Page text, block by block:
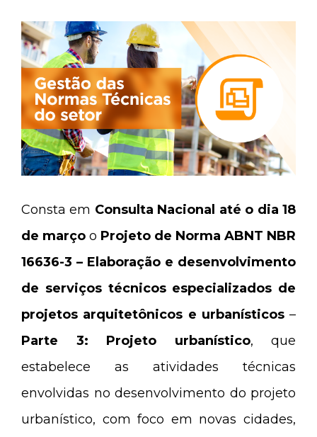
Consta em Consulta Nacional até o dia 18
de março o Projeto de Norma ABNT NBR
16636-3 – Elaboração e desenvolvimento
de serviços técnicos especializados de
projetos arquitetônicos e urbanísticos–
Parte 3: Projeto urbanístico, que
estabelece as atividades técnicas
envolvidas no desenvolvimento do projeto
urbanístico, com foco em novas cidades,